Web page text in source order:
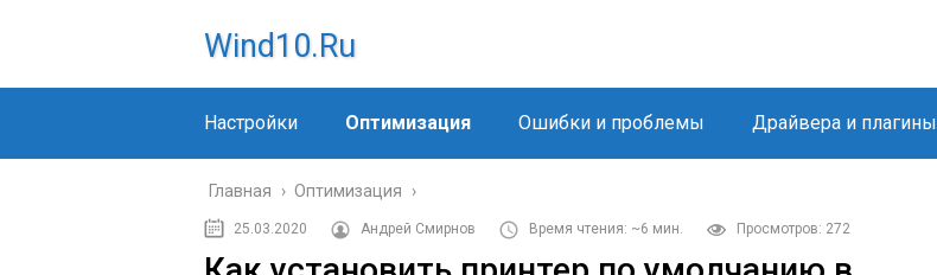
Wind10.ru
Настройки Оптимизация Ошибки и проблемы Драйвера и плагины
Главная › Оптимизация ›
25.03.2020 Андрей Смирнов Время чтения: ~6 мин. Просмотров: 272